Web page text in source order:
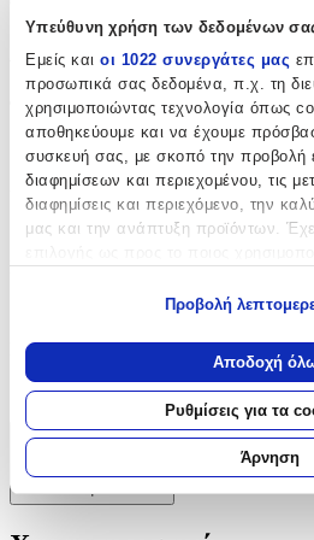
Υπεύθυνη χρήση των δεδομένων
Εμείς και οι 1022 συνεργάτες μας
προσωπικά σας δεδομένα, π.χ. τη
χρησιμοποιώντας τεχνολογία όπως
αποθηκεύουμε και να έχουμε
συσκευή σας, με σκοπό την προβολή
διαφημίσεων και περιεχομένου, τις
διαφημίσεις και περιεχόμενο, την
μας και την ανάπτυξη προϊόντων.
Να συλλέξουμε πληροφορίες
σας τοποθεσία, οι οποίες μπορεί
απόσταση μερικών μέτρων
Να αναγνωρίσουμε τη
για συγκεκριμένα
Μάθετε περισσότερα σχετικά με τον
προσωπικών σας δεδομένων και
Προβολή
Αποδοχή
Ρυθμίσεις για τα
Άρνηση
Χαρακτηριστικά
Φύλο:
Αγόρι
Χρώμα:
Λευκό
Περιεχόμενα:
Κατασκευαστής:
New Life
+